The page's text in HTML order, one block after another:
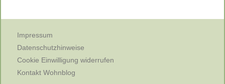
Impressum
Datenschutzhinweise
Cookie Einwilligung widerrufen
Kontakt Wohnblog